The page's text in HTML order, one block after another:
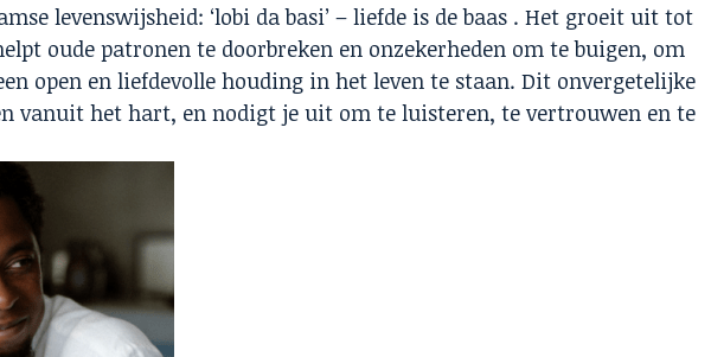
levenswijsheid: ‘lobi da basi’ – liefde is de baas . Het groeit uit tot
oude patronen te doorbreken en onzekerheden om te buigen, om
open en liefdevolle houding in het leven te staan. Dit onvergetelijke
vanuit het hart, en nodigt je uit om te luisteren, te vertrouwen en te